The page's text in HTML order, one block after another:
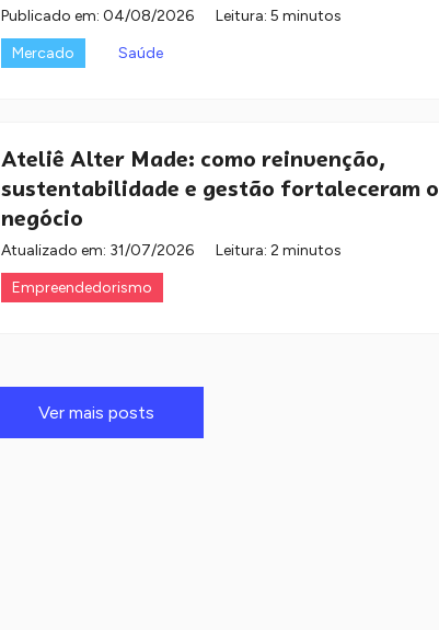
Publicado em: 04/08/2026
Leitura: 5 minutos
Mercado
Saúde
Ateliê Alter Made: como reinvenção,
sustentabilidade e gestão fortaleceram o
negócio
Atualizado em: 31/07/2026
Leitura: 2 minutos
Empreendedorismo
Ver mais posts